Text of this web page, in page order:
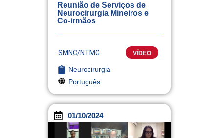
Reunião de Serviços de
Neurocirurgia Mineiros e
Co-irmãos
SMNC/NTMG VÍDEO
Neurocirurgia
Português
01/10/2024